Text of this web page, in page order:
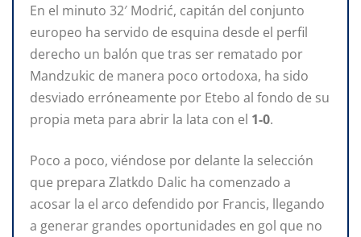
En el minuto 32′ Modrić, capitán del conjunto
europeo ha servido de esquina desde el perfil
derecho un balón que tras ser rematado por
Mandzukic de manera poco ortodoxa, ha sido
desviado erróneamente por Etebo al fondo de su
propia meta para abrir la lata con el 1-0.
Poco a poco, viéndose por delante la selección
que prepara Zlatkdo Dalic ha comenzado a
acosar la el arco defendido por Francis, llegando
a generar grandes oportunidades en gol que no